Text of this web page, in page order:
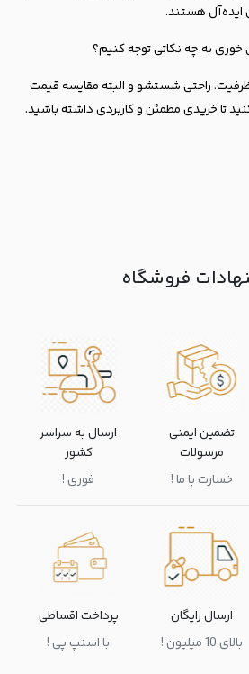
ایده‌آل هستند.
راحتی شستشو و البته مقایسه قیمت
تا خریدی مطمئن و کاربردی داشته باشید.
فروشگاه
تضمین ایمنی
مرسولات
خسارت با ما !
ارسال به سراسر
کشور
فوری !
ارسال رایگان
بالای 10 میلیون !
پرداخت اقساطی
با اسنپ پی !